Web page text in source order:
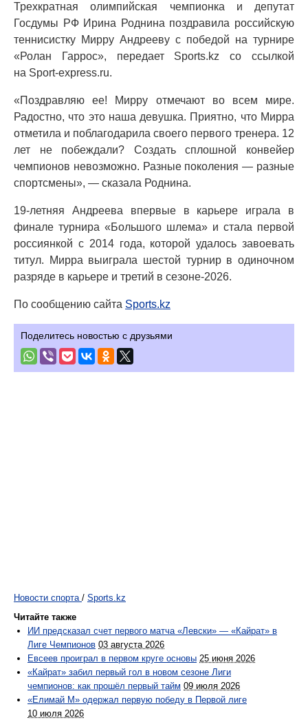
Трехкратная олимпийская чемпионка и депутат
Госдумы РФ Ирина Роднина поздравила российскую
теннисистку Мирру Андрееву с победой на турнире
«Ролан Гаррос», передает Sports.kz со ссылкой
на Sport-express.ru.
«Поздравляю ее! Мирру отмечают во всем мире.
Радостно, что это наша девушка. Приятно, что Мирра
отметила и поблагодарила своего первого тренера. 12
лет не побеждали? Создать сплошной конвейер
чемпионов невозможно. Разные поколения — разные
спортсмены», — сказала Роднина.
19-летняя Андреева впервые в карьере играла в
финале турнира «Большого шлема» и стала первой
россиянкой с 2014 года, которой удалось завоевать
титул. Мирра выиграла шестой турнир в одиночном
разряде в карьере и третий в сезоне-2026.
По сообщению сайта Sports.kz
Поделитесь новостью с друзьями
Новости спорта / Sports.kz
Читайте также
ИИ предсказал счет первого матча «Левски» — «Кайрат» в
Лиге Чемпионов 03 августа 2026
Евсеев проиграл в первом круге основы 25 июня 2026
«Кайрат» забил первый гол в новом сезоне Лиги
чемпионов: как прошёл первый тайм 09 июля 2026
«Елимай М» одержал первую победу в Первой лиге
10 июля 2026